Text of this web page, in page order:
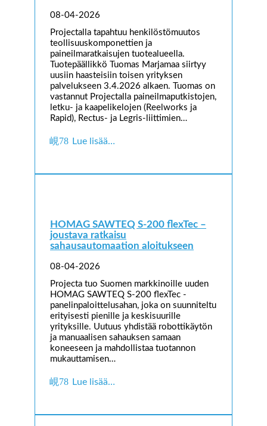
08-04-2026
Projectalla tapahtuu henkilöstömuutos
teollisuuskomponettien ja
paineilmaratkaisujen tuotealueella.
Tuotepäällikkö Tuomas Marjamaa siirtyy
uusiin haasteisiin toisen yrityksen
palvelukseen 3.4.2026 alkaen. Tuomas on
vastannut Projectalla paineilmaputkistojen,
letku- ja kaapelikelojen (Reelworks ja
Rapid), Rectus- ja Legris-liittimien…
Lue lisää…
HOMAG SAWTEQ S-200 flexTec –
joustava ratkaisu
sahausautomaation aloitukseen
08-04-2026
Projecta tuo Suomen markkinoille uuden
HOMAG SAWTEQ S-200 flexTec -
panelinpaloittelusahan, joka on suunniteltu
erityisesti pienille ja keskisuurille
yrityksille. Uutuus yhdistää robottikäytön
ja manuaalisen sahauksen samaan
koneeseen ja mahdollistaa tuotannon
mukauttamisen…
Lue lisää…